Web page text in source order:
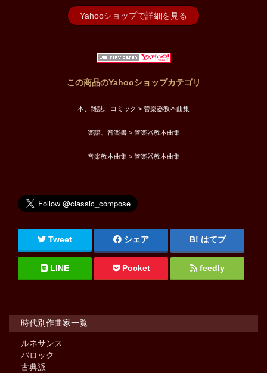
Yahooショップで詳細を見る
この商品のYahooショップカテゴリ
本、雑誌、コミック > 管楽器教本曲集
楽譜、音楽書 > 管楽器教本曲集
音楽教本曲集 > 管楽器教本曲集
Tweet シェア はてブ
LINE Pocket feedly
時代別作曲家一覧
ルネサンス
バロック
古典派